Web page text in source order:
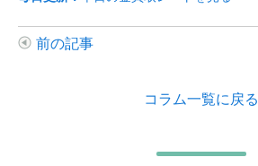
前の記事
コラム一覧に戻る